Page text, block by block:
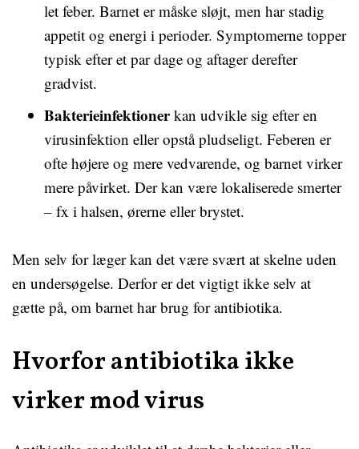
let feber. Barnet er måske sløjt, men har stadig
appetit og energi i perioder. Symptomerne topper
typisk efter et par dage og aftager derefter
gradvist.
Bakterieinfektionerkan udvikle sig efter en
virusinfektion eller opstå pludseligt. Feberen er
ofte højere og mere vedvarende, og barnet virker
mere påvirket. Der kan være lokaliserede smerter
– fx i halsen, ørerne eller brystet.
Men selv for læger kan det være svært at skelne uden
en undersøgelse. Derfor er det vigtigt ikke selv at
gætte på, om barnet har brug for antibiotika.
Hvorfor antibiotika ikke
virker mod virus